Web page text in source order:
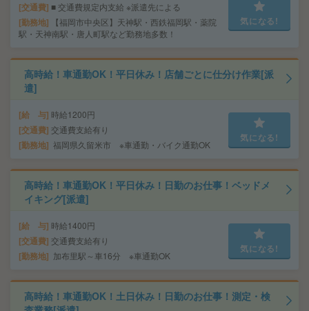
交通費 ■ 交通費規定内支給 ※派遣先による
勤務地
【福岡市中央区】天神駅・西鉄福岡駅・薬院
駅・天神南駅・唐人町駅など勤務地多数！
気になる!
高時給！車通勤OK！平日休み！店舗ごとに仕分け作業[派
遣]
給 与 時給1200円
交通費 交通費支給有り
勤務地 福岡県久留米市 ※車通勤・バイク通勤OK
気になる!
高時給！車通勤OK！平日休み！日勤のお仕事！ベッドメ
イキング[派遣]
給 与 時給1400円
交通費 交通費支給有り
勤務地 加布里駅～車16分 ※車通勤OK
気になる!
高時給！車通勤OK！土日休み！日勤のお仕事！測定・検